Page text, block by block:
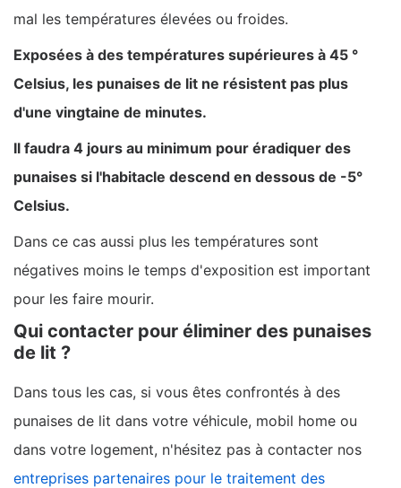
mal les températures élevées ou froides.
Exposées à des températures supérieures à 45 °
Celsius, les punaises de lit ne résistent pas plus
d'une vingtaine de minutes.
Il faudra 4 jours au minimum pour éradiquer des
punaises si l'habitacle descend en dessous de -5°
Celsius.
Dans ce cas aussi plus les températures sont
négatives moins le temps d'exposition est important
pour les faire mourir.
Qui contacter pour éliminer des punaises
de lit ?
Dans tous les cas, si vous êtes confrontés à des
punaises de lit dans votre véhicule, mobil home ou
dans votre logement, n'hésitez pas à contacter nos
entreprises partenaires pour le traitement des